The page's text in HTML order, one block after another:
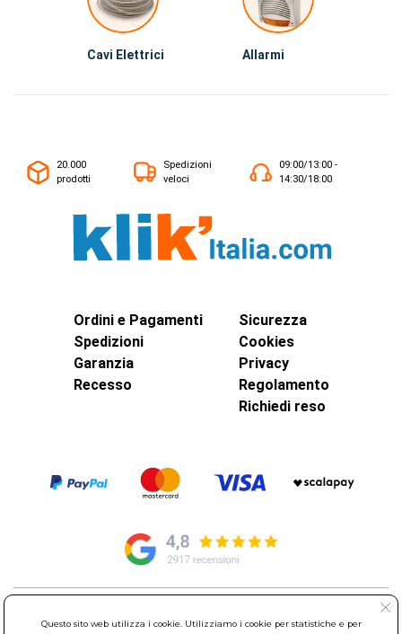
Cavi Elettrici Allarmi
20.000
prodotti
Spedizioni
veloci
09:00/13:00 -
14:30/18:00
Ordini e Pagamenti
Spedizioni
Garanzia
Recesso
Sicurezza
Cookies
Privacy
Regolamento
Richiedi reso
Questo sito web utilizza i cookie. Utilizziamo i cookie per statistiche e per